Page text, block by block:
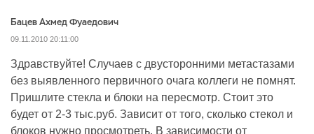
Бацев Ахмед Фуаедович
09.11.2010 20:11:00
Здравствуйте! Случаев с двусторонними метастазами
без выявленного первичного очага коллеги не помнят.
Пришлите стекла и блоки на пересмотр. Стоит это
будет от 2-3 тыс.руб. Зависит от того, сколько стекол и
блоков нужно просмотреть. В зависимости от